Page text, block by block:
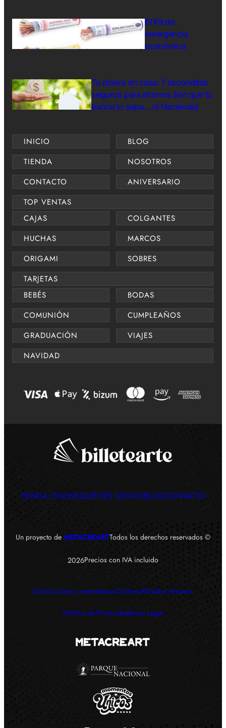
El Kit de
emergencia
económica
Tu dinero en casa: 7 escondites
seguros para ahorros (sin que tu
banco lo sepa… ni Hacienda)
INICIO
BLOG
TIENDA
NOSOTROS
CONTACTO
ANIVERSARIO
TOP VENTAS
CAJAS
COLGANTES
HUCHAS
MARCOS
ORIGAMI
SOBRES
TARJETAS
BEBÉS
BODAS
COMUNIÓN
CUMPLEAÑOS
GRADUACIÓN
VIAJES
NAVIDAD
TIENDA ONLINEQUIÉNES SOMOSBLOGCONTACTO
Un proyecto de METACREARTTodos los derechos reservados ©
2026Precios con IVA incluido
Devoluciones y reembolsosCookiesAfiliados Amazon
Política de PrivacidadAviso Legal